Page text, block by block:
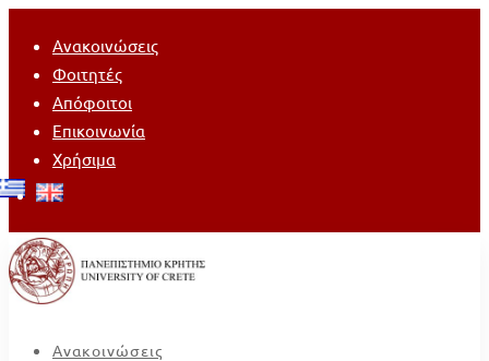
Ανακοινώσεις
Φοιτητές
Απόφοιτοι
Επικοινωνία
Χρήσιμα
Ανακοινώσεις